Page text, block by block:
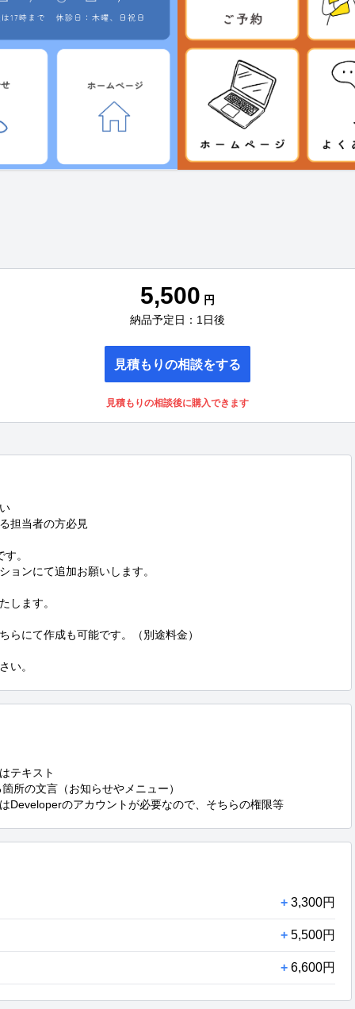
5,500 円
納品予定日：1日後
見積もりの相談をする
見積もりの相談後に購入できます
担当者の方必見
。
ョンにて追加お願いします。
します。
らにて作成も可能です。（別途料金）
い。
テキスト
所の文言（お知らせやメニュー）
Developerのアカウントが必要なので、そちらの権限等
+ 3,300円
+ 5,500円
+ 6,600円